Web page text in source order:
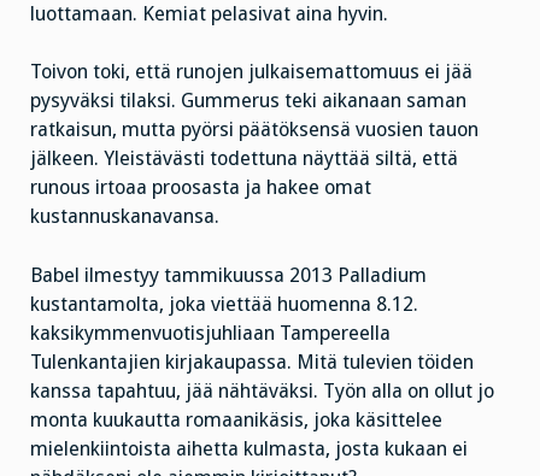
luottamaan. Kemiat pelasivat aina hyvin.
Toivon toki, että runojen julkaisemattomuus ei jää
pysyväksi tilaksi. Gummerus teki aikanaan saman
ratkaisun, mutta pyörsi päätöksensä vuosien tauon
jälkeen. Yleistävästi todettuna näyttää siltä, että
runous irtoaa proosasta ja hakee omat
kustannuskanavansa.
Babel ilmestyy tammikuussa 2013 Palladium
kustantamolta, joka viettää huomenna 8.12.
kaksikymmenvuotisjuhliaan Tampereella
Tulenkantajien kirjakaupassa. Mitä tulevien töiden
kanssa tapahtuu, jää nähtäväksi. Työn alla on ollut jo
monta kuukautta romaanikäsis, joka käsittelee
mielenkiintoista aihetta kulmasta, josta kukaan ei